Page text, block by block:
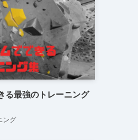
る最強のトレーニング
ング